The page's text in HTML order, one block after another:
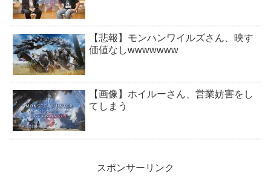
【悲報】モンハンワイルズさん、映す
価値なしwwwwwww
【画像】ホイルーさん、営業妨害をし
てしまう
スポンサーリンク